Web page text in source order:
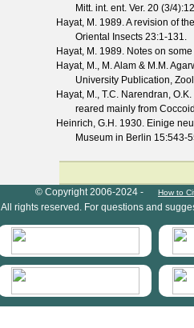
Mitt. int. ent. Ver. 20 (3/4
Hayat, M. 1989. A revision of
Oriental Insects 23:1-131.
Hayat, M. 1989. Notes on
Hayat, M., M. Alam & M.M.
University Publication,
Hayat, M., T.C. Narendran,
reared mainly from
Heinrich, G.H. 1930. Einige
Museum in Berlin 15:543-
© Copyright 2006-2024 - How to
All rights reserved. For questions and